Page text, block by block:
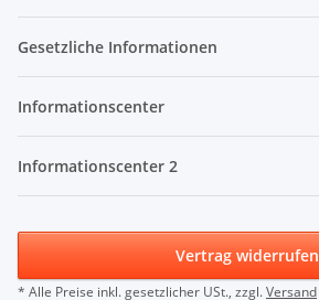
Gesetzliche Informationen
Informationscenter
Informationscenter 2
Vertrag widerrufen
* Alle Preise inkl. gesetzlicher USt., zzgl.Versand